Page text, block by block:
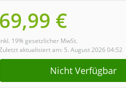
69,99 €
inkl. 19% gesetzlicher MwSt.
aktualisiert am: 5. August 2026 04:52
Nicht Verfügbar